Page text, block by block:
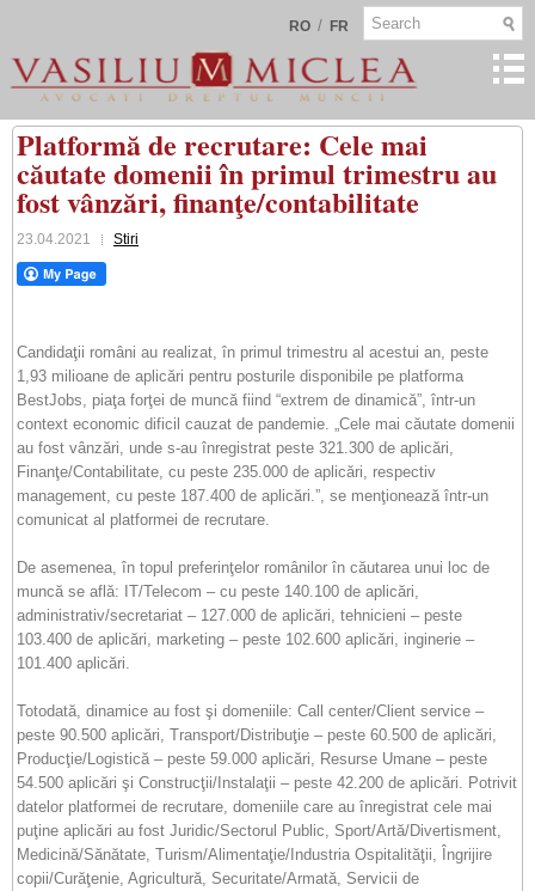
RO / FR
Platformă de recrutare: Cele mai
căutate domenii în primul trimestru au
fost vânzări, finanţe/contabilitate
23.04.2021 Stiri
Candidaţii români au realizat, în primul trimestru al acestui an, peste
1,93 milioane de aplicări pentru posturile disponibile pe platforma
BestJobs, piaţa forţei de muncă fiind “extrem de dinamică”, într-un
context economic dificil cauzat de pandemie. „Cele mai căutate domenii
au fost vânzări, unde s-au înregistrat peste 321.300 de aplicări,
Finanţe/Contabilitate, cu peste 235.000 de aplicări, respectiv
management, cu peste 187.400 de aplicări.”, se menţionează într-un
comunicat al platformei de recrutare.
De asemenea, în topul preferinţelor românilor în căutarea unui loc de
muncă se află: IT/Telecom – cu peste 140.100 de aplicări,
administrativ/secretariat – 127.000 de aplicări, tehnicieni – peste
103.400 de aplicări, marketing – peste 102.600 aplicări, inginerie –
101.400 aplicări.
Totodată, dinamice au fost şi domeniile: Call center/Client service –
peste 90.500 aplicări, Transport/Distribuţie – peste 60.500 de aplicări,
Producţie/Logistică – peste 59.000 aplicări, Resurse Umane – peste
54.500 aplicări şi Construcţii/Instalaţii – peste 42.200 de aplicări. Potrivit
datelor platformei de recrutare, domeniile care au înregistrat cele mai
puţine aplicări au fost Juridic/Sectorul Public, Sport/Artă/Divertisment,
Medicină/Sănătate, Turism/Alimentaţie/Industria Ospitalităţii, Îngrijire
copii/Curăţenie, Agricultură, Securitate/Armată, Servicii de